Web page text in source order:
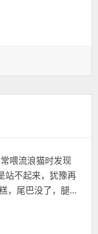
实木餐桌充值狂送
喂流浪猫时发现
站不起来，犹豫再
，尾巴没了，腿…